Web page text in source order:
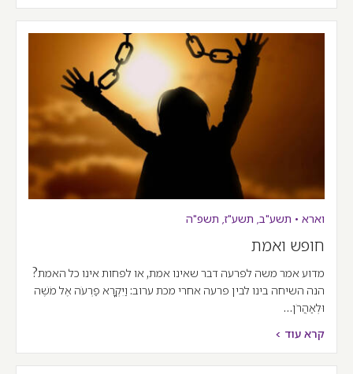
וארא • תשע"ב, תשע"ז, תשפ"ה
חופש ואמת
מדוע אמר משה לפרעה דבר שאינו אמת, או לפחות אינו כל האמת?
הנה השיחה בינו לבין פרעה אחרי מכת ערוב: וַיִּקְרָא פַרְעֹה אֶל מֹשֶׁה
וּלְאַהֲרֹן…
קרא עוד >